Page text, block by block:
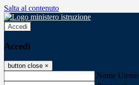
Salta al contenuto
Accedi
Accedi
button close ×
Nome Utente